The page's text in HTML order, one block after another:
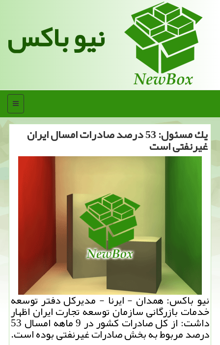
نیو باکس
منو
یك مسئول: 53 درصد صادرات امسال ایران
غیرنفتی است
نیو باكس: همدان - ایرنا - مدیركل دفتر توسعه
خدمات بازرگانی سازمان توسعه تجارت ایران اظهار
داشت: از كل صادرات كشور در 9 ماهه امسال 53
درصد مربوط به بخش صادرات غیرنفتی بوده است.